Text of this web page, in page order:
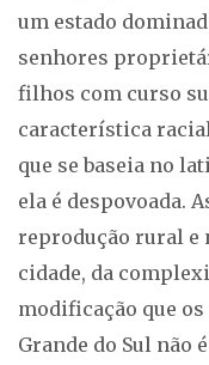
um estado
senhores
filhos com curso
característica
que se baseia no
ela é despovoada.
reprodução rural e
cidade, da
modificação que
Grande do Sul não